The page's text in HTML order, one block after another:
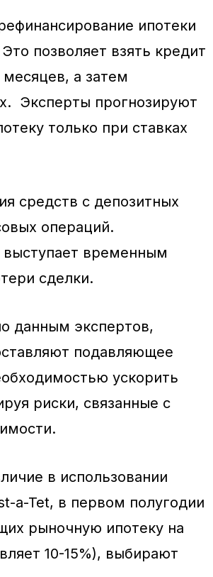
ипотеки
позволяет взять кредит
а затем
Эксперты прогнозируют
только при ставках
средств с депозитных
операций.
выступает временным
сделки.
данным экспертов,
подавляющее
ускорить
риски, связанные с
в использовании
a-Tet, в первом полугодии
рыночную ипотеку на
10-15%), выбирают